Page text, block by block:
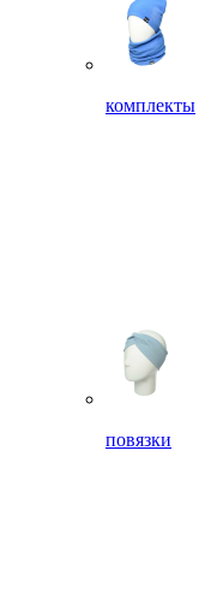
комплекты
повязки